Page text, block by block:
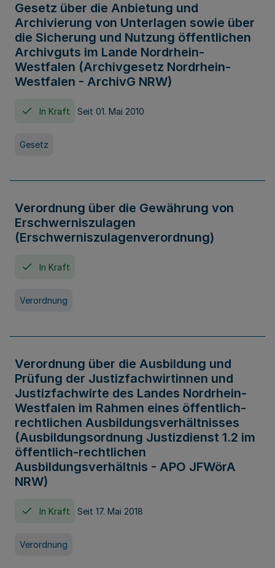
Gesetz über die Anbietung und
Archivierung von Unterlagen sowie über
die Sicherung und Nutzung öffentlichen
Archivguts im Lande Nordrhein-
Westfalen (Archivgesetz Nordrhein-
Westfalen - ArchivG NRW)
In Kraft Seit 01. Mai 2010
Gesetz
Verordnung über die Gewährung von
Erschwerniszulagen
(Erschwerniszulagenverordnung)
In Kraft
Verordnung
Verordnung über die Ausbildung und
Prüfung der Justizfachwirtinnen und
Justizfachwirte des Landes Nordrhein-
Westfalen im Rahmen eines öffentlich-
rechtlichen Ausbildungsverhältnisses
(Ausbildungsordnung Justizdienst 1.2 im
öffentlich-rechtlichen
Ausbildungsverhältnis - APO JFWörA
NRW)
In Kraft Seit 17. Mai 2018
Verordnung